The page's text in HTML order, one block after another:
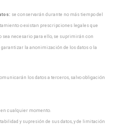
se conservarán durante no más tiempo del
o existan prescripciones legales que
sea necesario para ello, se suprimirán con
garantizar la anonimización de los datos o la
los datos a terceros, salvo obligación
cualquier momento.
y supresión de sus datos, y de limitación